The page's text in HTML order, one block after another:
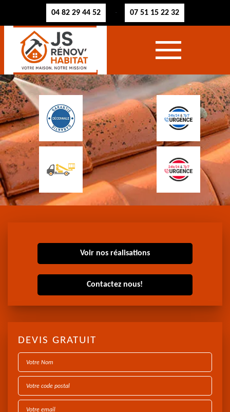
04 82 29 44 52 - 07 51 15 22 32
Voir nos réalisations
Contactez nous!
DEVIS GRATUIT